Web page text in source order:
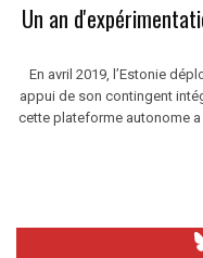
Un an
En avril 2019, l’Estonie
appui de son contingent
cette plateforme autonome